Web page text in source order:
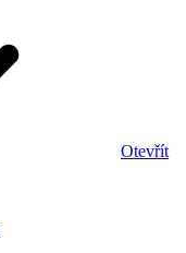
Otevřít